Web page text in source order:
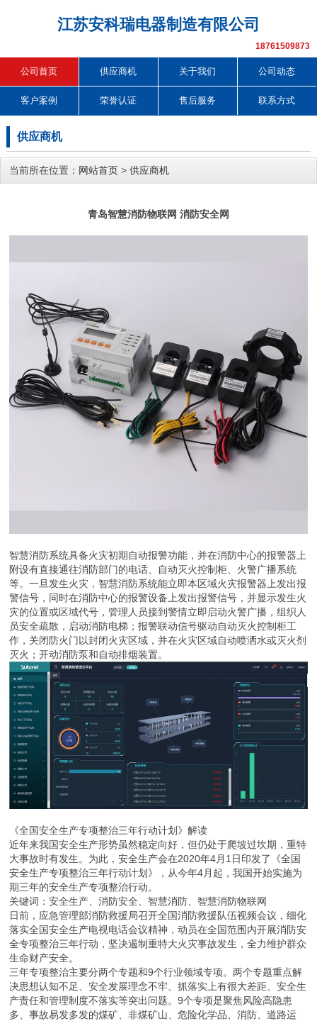
江苏安科瑞电器制造有限公司
18761509873
公司首页 供应商机 关于我们 公司动态
客户案例 荣誉认证 售后服务 联系方式
供应商机
当前所在位置： 网站首页 > 供应商机
青岛智慧消防物联网 消防安全网
智慧消防系统具备火灾初期自动报警功能，并在消防中心的报警器上
附设有直接通往消防部门的电话、自动灭火控制柜、火警广播系统
等。一旦发生火灾，智慧消防系统能立即本区域火灾报警器上发出报
警信号，同时在消防中心的报警设备上发出报警信号，并显示发生火
灾的位置或区域代号，管理人员接到警情立即启动火警广播，组织人
员安全疏散，启动消防电梯；报警联动信号驱动自动灭火控制柜工
作，关闭防火门以封闭火灾区域，并在火灾区域自动喷洒水或灭火剂
灭火；开动消防泵和自动排烟装置。
《全国安全生产专项整治三年行动计划》解读
近年来我国安全生产形势虽然稳定向好，但仍处于爬坡过坎期，重特
大事故时有发生。为此，安全生产会在2020年4月1日印发了《全国
安全生产专项整治三年行动计划》，从今年4月起，我国开始实施为
期三年的安全生产专项整治行动。
关键词：安全生产、消防安全、智慧消防、智慧消防物联网
日前，应急管理部消防救援局召开全国消防救援队伍视频会议，细化
落实全国安全生产电视电话会议精神，动员在全国范围内开展消防安
全专项整治三年行动，坚决遏制重特大火灾事故发生，全力维护群众
生命财产安全。
三年专项整治主要分两个专题和9个行业领域专项。两个专题重点解
决思想认知不足、安全发展理念不牢、抓落实上有很大差距、安全生
产责任和管理制度不落实等突出问题。9个专项是聚焦风险高隐患
多、事故易发多发的煤矿、非煤矿山、危险化学品、消防、道路运